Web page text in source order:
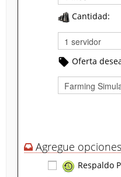
Cantidad:
Oferta
Agregue
Respaldo